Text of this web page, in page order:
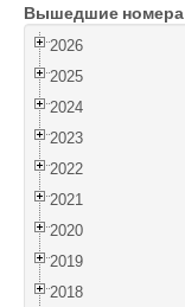
Войти
Вышедшие номера
2026
2025
2024
2023
2022
2021
2020
2019
2018